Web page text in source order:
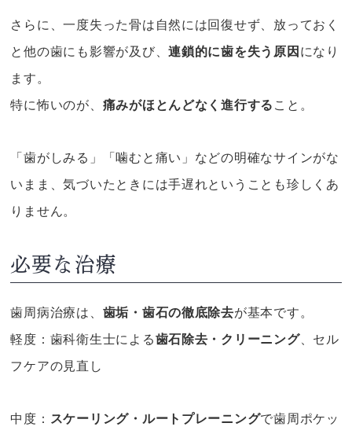
さらに、一度失った骨は自然には回復せず、放っておく
と他の歯にも影響が及び、連鎖的に歯を失う原因 になり
ます。
特に怖いのが、 痛みがほとんどなく進行する こと。
「歯がしみる」「噛むと痛い」などの明確なサインがな
いまま、気づいたときには手遅れということも珍しくあ
りません。
必要な治療
歯周病治療は、 歯垢・歯石の徹底除去が基本です。
軽度：歯科衛生士による歯石除去・クリーニング、セル
フケアの見直し
中度： スケーリング・ルートプレーニングで歯周ポケッ